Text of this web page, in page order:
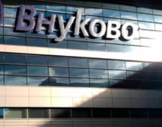
в районе
аэропорта Внуково